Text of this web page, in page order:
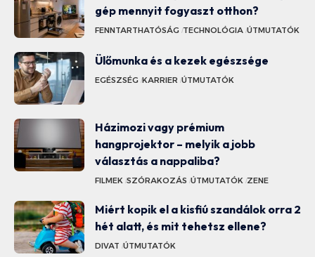
gép mennyit fogyaszt otthon?
FENNTARTHATÓSÁG TECHNOLÓGIA ÚTMUTATÓK
Ülőmunka és a kezek egészsége
EGÉSZSÉG KARRIER ÚTMUTATÓK
Házimozi vagy prémium
hangprojektor – melyik a jobb
választás a nappaliba?
FILMEK SZÓRAKOZÁS ÚTMUTATÓK ZENE
Miért kopik el a kisfiú szandálok orra 2
hét alatt, és mit tehetsz ellene?
DIVAT ÚTMUTATÓK